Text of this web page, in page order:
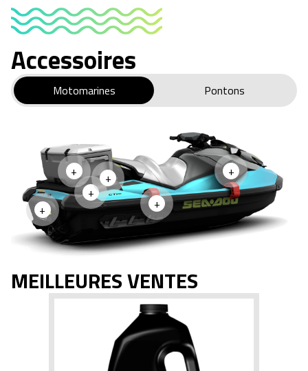
Accessoires
Motomarines Pontons
+
+
+
+
+
+
MEILLEURES VENTES